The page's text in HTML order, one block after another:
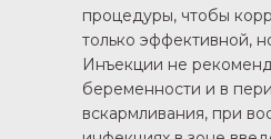
процедуры, чтобы
только эффективной,
Инъекции не
беременности и в
вскармливания, при